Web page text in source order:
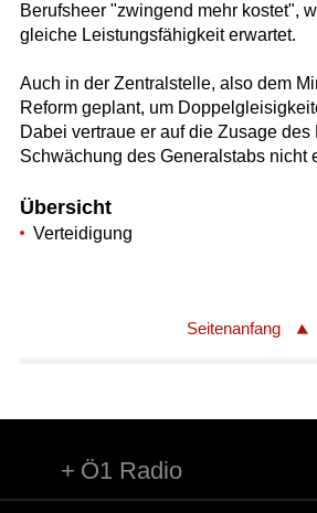
Berufsheer "zwingend mehr kostet",
gleiche Leistungsfähigkeit erwartet.
Auch in der Zentralstelle, also dem
Reform geplant, um
Dabei vertraue er auf die Zusage
Schwächung des Generalstabs nicht
Übersicht
Verteidigung
Seitenanfang
Ö1 Radio